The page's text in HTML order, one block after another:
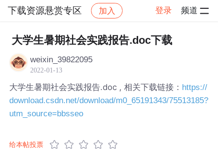
下载资源悬赏专区 加入 登录 频道
社区 下载资源悬赏专区 帖子详情
大学生暑期社会实践报告.doc下载
weixin_39822095
2022-01-13
大学生暑期社会实践报告.doc , 相关下载链接： https://
download.csdn.net/download/m0_65191343/75513185?
utm_source=bbsseo
给本帖投票